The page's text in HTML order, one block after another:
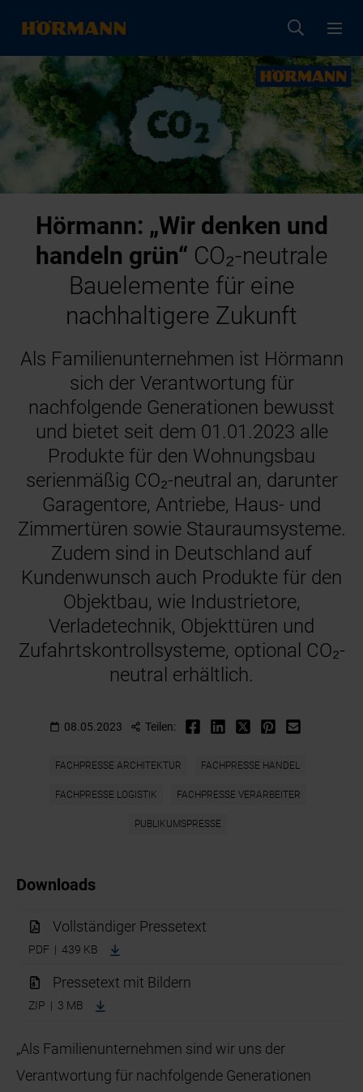
Hörmann: „Wir denken und
handeln grün“ CO₂-neutrale
Bauelemente für eine
nachhaltigere Zukunft
Als Familienunternehmen ist Hörmann
sich der Verantwortung für
nachfolgende Generationen bewusst
und bietet seit dem 01.01.2023 alle
Produkte für den Wohnungsbau
serienmäßig CO₂-neutral an, darunter
Garagentore, Antriebe, Haus- und
Zimmertüren sowie Stauraumsysteme.
Zudem sind in Deutschland auf
Kundenwunsch auch Produkte für den
Objektbau, wie Industrietore,
Verladetechnik, Objekttüren und
Zufahrtskontrollsysteme, optional CO₂-
neutral erhältlich.
08.05.2023 Teilen:
FACHPRESSE ARCHITEKTUR FACHPRESSE HANDEL
FACHPRESSE LOGISTIK FACHPRESSE VERARBEITER
PUBLIKUMSPRESSE
Downloads
Vollständiger Pressetext
PDF | 439 KB
Pressetext mit Bildern
ZIP | 3 MB
„Als Familienunternehmen sind wir uns der
Verantwortung für nachfolgende Generationen